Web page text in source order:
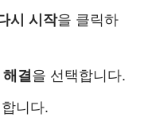
시 시작을 클릭하
결을 선택합니다.
니다.